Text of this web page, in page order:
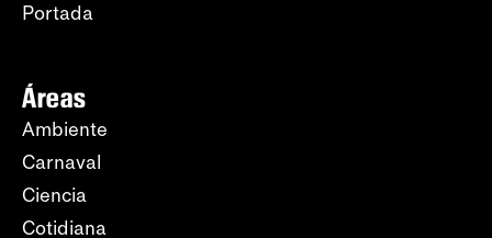
Portada
Áreas
Ambiente
Carnaval
Ciencia
Cotidiana